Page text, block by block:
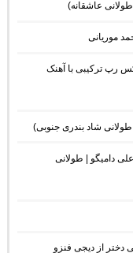
رپ ترکیبی با آهنک
از دیجی رهام و علی دامیگو | طولانی
دختر از دیجی فنزو